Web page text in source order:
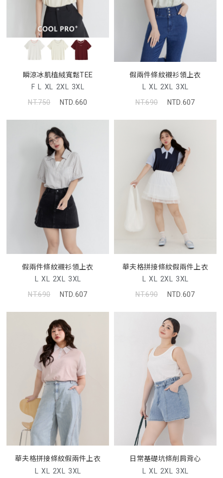
瞬涼冰肌植絨寬鬆TEE
F L XL 2XL 3XL
NT.750
NTD.660
假兩件條紋襯衫領上衣
L XL 2XL 3XL
NT.690
NTD.607
假兩件條紋襯衫領上衣
L XL 2XL 3XL
NT.690
NTD.607
華夫格拼接條紋假兩件上衣
L XL 2XL 3XL
NT.690
NTD.607
華夫格拼接條紋假兩件上衣
L XL 2XL 3XL
日常基礎坑條削肩背心
L XL 2XL 3XL